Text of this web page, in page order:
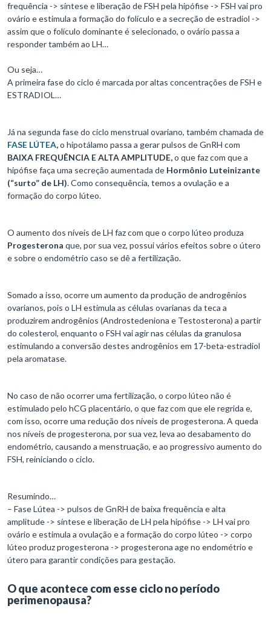
frequência -> síntese e liberação de FSH pela hipófise -> FSH vai pro
ovário e estimula a formação do folículo e a secreção de estradiol ->
assim que o folículo dominante é selecionado, o ovário passa a
responder também ao LH…
Ou seja…
A primeira fase do ciclo é marcada por altas concentrações de FSH e
ESTRADIOL…
Já na segunda fase do ciclo menstrual ovariano, também chamada de
FASE LÚTEA,o hipotálamo passa a gerar pulsos de GnRH com
BAIXA FREQUÊNCIA E ALTA AMPLITUDE,o que faz com que a
hipófise faça uma secreção aumentada de Hormônio Luteinizante
(“surto” de LH). Como consequência, temos a ovulação e a
formação do corpo lúteo.
O aumento dos níveis de LH faz com que o corpo lúteo produza
Progesterona que, por sua vez, possui vários efeitos sobre o útero
e sobre o endométrio caso se dê a fertilização.
Somado a isso, ocorre um aumento da produção de androgênios
ovarianos, pois o LH estimula as células ovarianas da teca a
produzirem androgênios (Androstedeniona e Testosterona) a partir
do colesterol, enquanto o FSH vai agir nas células da granulosa
estimulando a conversão destes androgênios em 17-beta-estradiol
pela aromatase.
No caso de não ocorrer uma fertilização, o corpo lúteo não é
estimulado pelo hCG placentário, o que faz com que ele regrida e,
com isso, ocorre uma redução dos níveis de progesterona. A queda
nos níveis de progesterona, por sua vez, leva ao desabamento do
endométrio, causando a menstruação, e ao progressivo aumento do
FSH, reiniciando o ciclo.
Resumindo…
– Fase Lútea -> pulsos de GnRH de baixa frequência e alta
amplitude -> síntese e liberação de LH pela hipófise -> LH vai pro
ovário e estimula a ovulação e a formação do corpo lúteo -> corpo
lúteo produz progesterona -> progesterona age no endométrio e
útero para garantir condições para gestação.
O que acontece com esse ciclo no período
perimenopausa?